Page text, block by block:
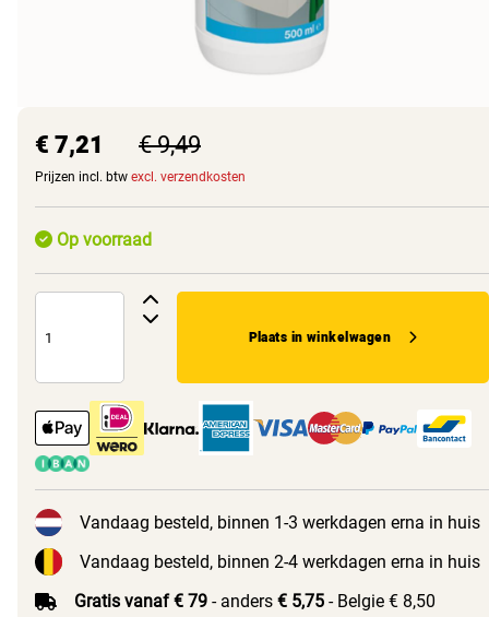
€ 7,21 € 9,49
Prijzen incl. btw excl. verzendkosten
Op voorraad
Plaats in winkelwagen
Vandaag besteld, binnen 1-3 werkdagen erna in huis
Vandaag besteld, binnen 2-4 werkdagen erna in huis
Gratis vanaf € 79 - anders € 5,75 - Belgie € 8,50